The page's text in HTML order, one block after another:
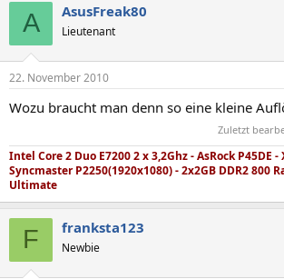
A AsusFreak80
Lieutenant
22. November 2010
Wozu braucht man denn so eine kleine
Zuletzt
Intel Core 2 Duo E7200 2 x 3,2Ghz - AsRock P45DE -
Syncmaster P2250(1920x1080) - 2x2GB DDR2 800
Ultimate
F franksta123
Newbie